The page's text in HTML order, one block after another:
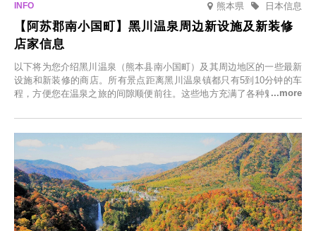
熊本県 日本信息
【阿苏郡南小国町】黑川温泉周边新设施及新装修
店家信息
以下将为您介绍黑川温泉（熊本县南小国町）及其周边地区的一些最新
设施和新装修的商店。所有景点距离黑川温泉镇都只有5到10分钟的车
程，方便您在温泉之旅的间隙顺便前往。这些地方充满了各种魅力，包
食材的餐厅。让您体验黑川温泉的全新乐趣。